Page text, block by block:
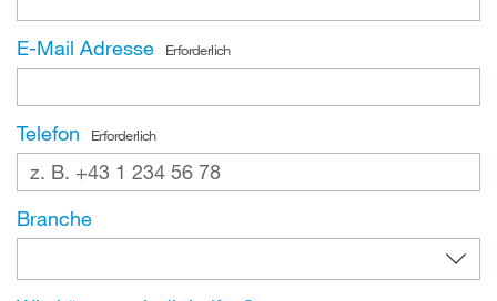
E-Mail Adresse Erforderlich
Telefon Erforderlich
Branche